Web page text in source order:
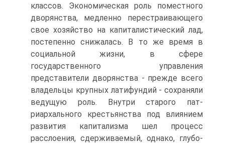
классов. Экономическая роль поместного
дворянства, медленно перестраивающего
свое хозяйство на капиталистический лад,
постепенно снижалась. В то же время в
социальной жизни, в сфере
государственного управления
представители дворянства - прежде всего
владельцы крупных латифундий - сохраняли
ведущую роль. Внутри старого пат­
риархального крестьянства под влиянием
развития капита­лизма шел процесс
расслоения, сдерживаемый, однако, глубо­